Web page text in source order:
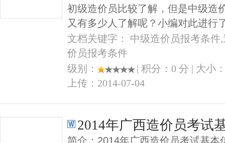
初级造价员比较了解，但是中级造
又有多少人了解呢？小编对此进行
文档关键字： 中级造价员报考条件
价员报考条件
级别：
| 积分：0 分 | 大小
上传：2014-07-04
2014年广西造价员考试
简介：2014年广西造价员考试基本